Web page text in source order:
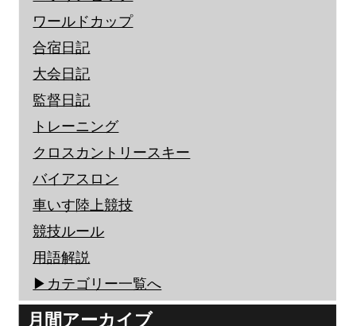
ワールドカップ
合宿日記
大会日記
監督日記
トレーニング
クロスカントリースキー
バイアスロン
車いす陸上競技
競技ルール
用語解説
▶︎カテゴリー一覧へ
月間アーカイブ